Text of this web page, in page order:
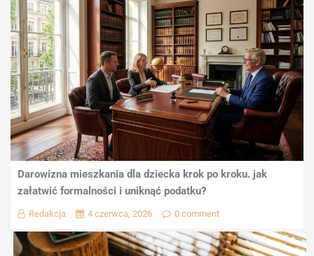
Darowizna mieszkania dla dziecka krok po kroku. jak
załatwić formalności i uniknąć podatku?
Redakcja 4 czerwca, 2026 0 comment